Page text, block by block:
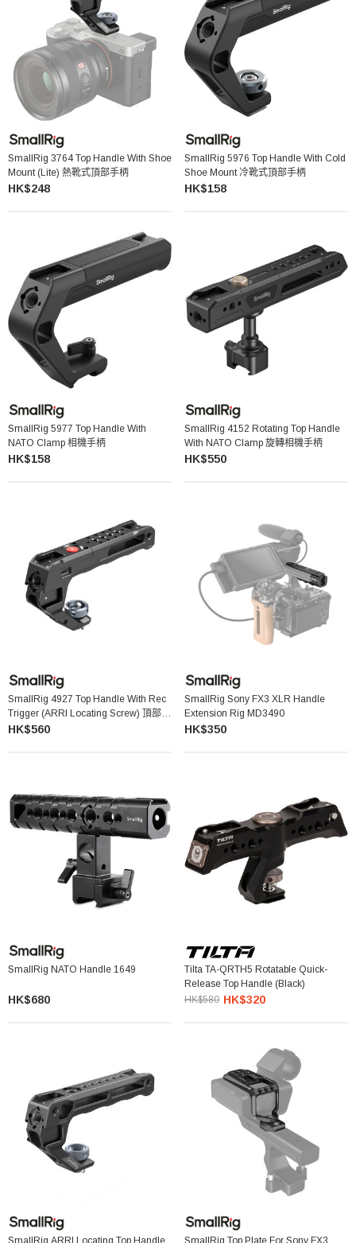
SmallRig 3764 Top Handle With Shoe
Mount (Lite) 熱靴式頂部手柄
HK$248
SmallRig 5976 Top Handle With Cold
Shoe Mount 冷靴式頂部手柄
HK$158
SmallRig 5977 Top Handle With
NATO Clamp 相機手柄
HK$158
SmallRig 4152 Rotating Top Handle
With NATO Clamp 旋轉相機手柄
HK$550
SmallRig 4927 Top Handle With Rec
Trigger (ARRI Locating Screw) 頂部手
柄連錄影鍵 (ARRI 錨點螺絲款)
HK$560
SmallRig Sony FX3 XLR Handle
Extension Rig MD3490
HK$350
SmallRig NATO Handle 1649
HK$680
Tilta TA-QRTH5 Rotatable Quick-
Release Top Handle (Black)
HK$580 HK$320
SmallRig ARRI Locating Top Handle SmallRig Top Plate For Sony FX3